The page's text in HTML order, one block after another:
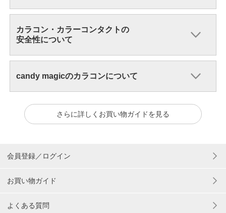
カラコン・カラーコンタクトの
安全性について
candy magicのカラコンについて
さらに詳しくお買い物ガイドを見る
会員登録／ログイン
お買い物ガイド
よくある質問